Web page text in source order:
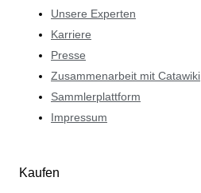
Unsere Experten
Karriere
Presse
Zusammenarbeit mit Catawiki
Sammlerplattform
Impressum
Kaufen